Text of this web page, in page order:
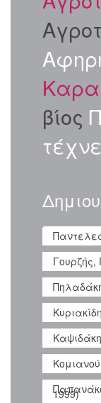
βίος
Γουρζής,
1999)